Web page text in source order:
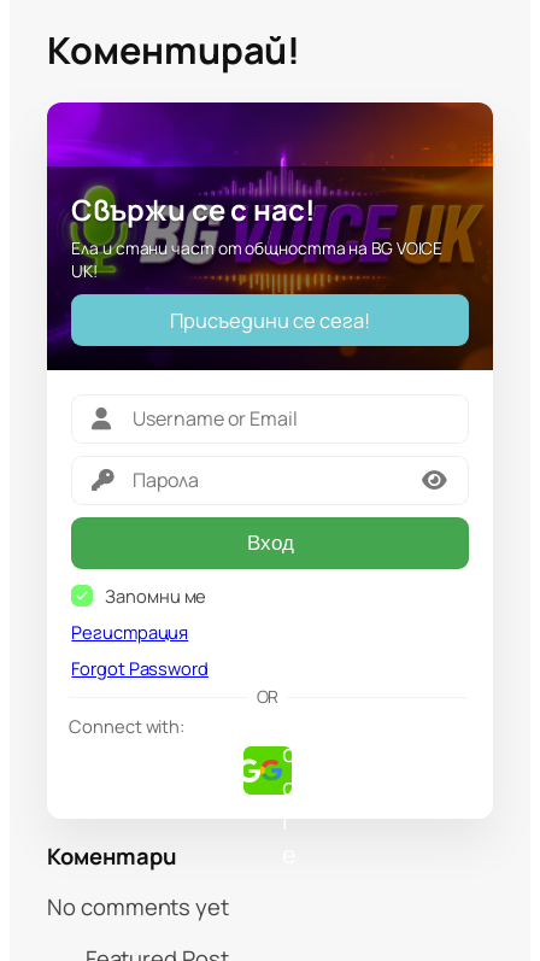
Коментирай!
Свържи се с нас!
Ела и стани част от общността на BG VOICE
UK!
Присъедини се сега!
Вход
Запомни ме
Регистрация
Forgot Password
OR
Connect with:
o
g
Коментари
No comments yet